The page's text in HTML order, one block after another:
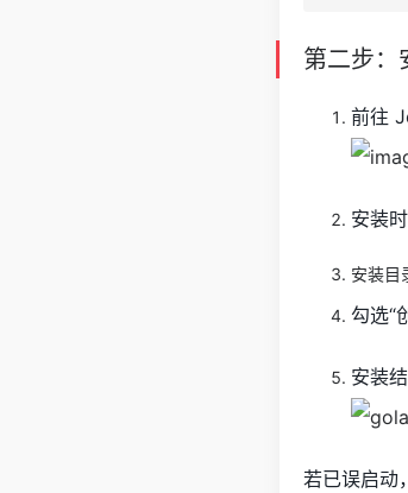
第二步：
前往
安装时
安装目
勾选“
安装
若已误启动